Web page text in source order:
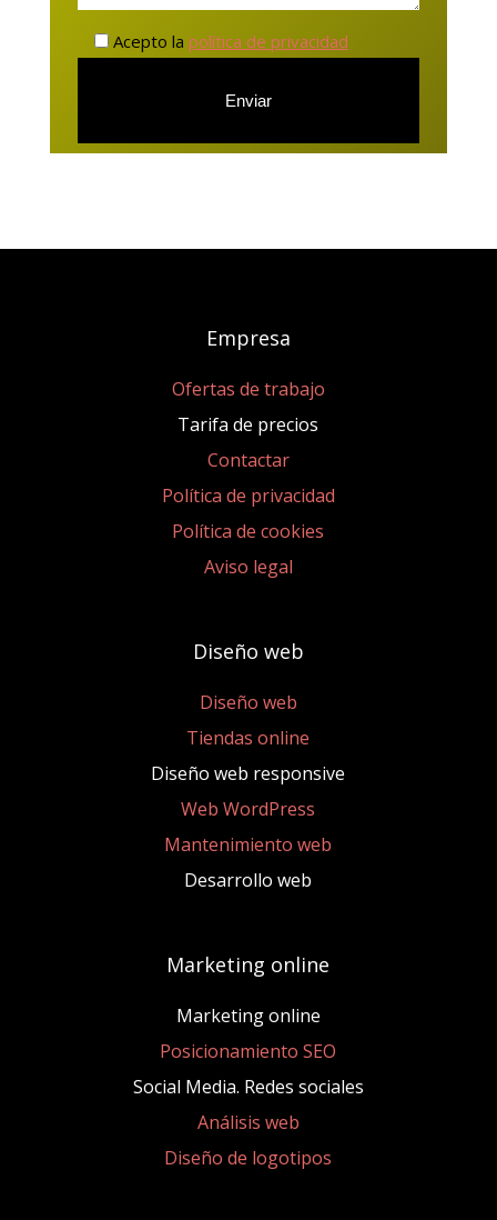
Acepto la política de privacidad
Empresa
Ofertas de trabajo
Tarifa de precios
Contactar
Política de privacidad
Política de cookies
Aviso legal
Diseño web
Diseño web
Tiendas online
Diseño web responsive
Web WordPress
Mantenimiento web
Desarrollo web
Marketing online
Marketing online
Posicionamiento SEO
Social Media. Redes sociales
Análisis web
Diseño de logotipos